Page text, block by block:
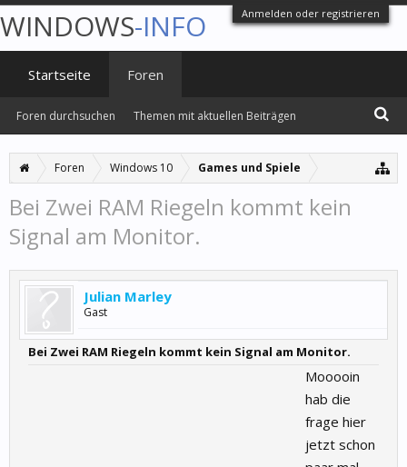
Anmelden oder registrieren
Foren Windows 10 Games und Spiele
Bei Zwei RAM Riegeln kommt kein
Signal am Monitor.
Julian Marley
Gast
Bei Zwei RAM Riegeln kommt kein Signal am Monitor.
Mooooin
hab die
frage hier
jetzt schon
WINDOWS-INFO
Startseite Foren
Foren durchsuchen Themen mit aktuellen Beiträgen